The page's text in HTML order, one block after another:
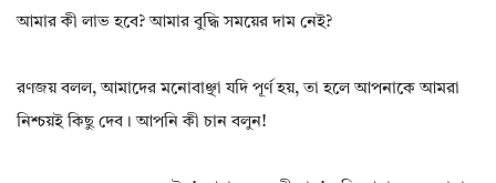
আমার কী লাভ হবে? আমার বুদ্ধি সময়ের দাম নেই?
রণজয় বলল, আমাদের মনোবাঞ্ছা যদি পূর্ণ হয়, তা হলে আপনাকে আমরা
নিশ্চয়ই কিছু দেব। আপনি কী চান বলুন!